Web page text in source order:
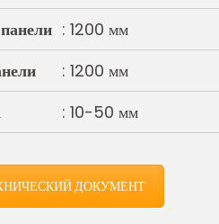
: 1200 мм
: 1200 мм
: 10-50 мм
ДОКУМЕНТ